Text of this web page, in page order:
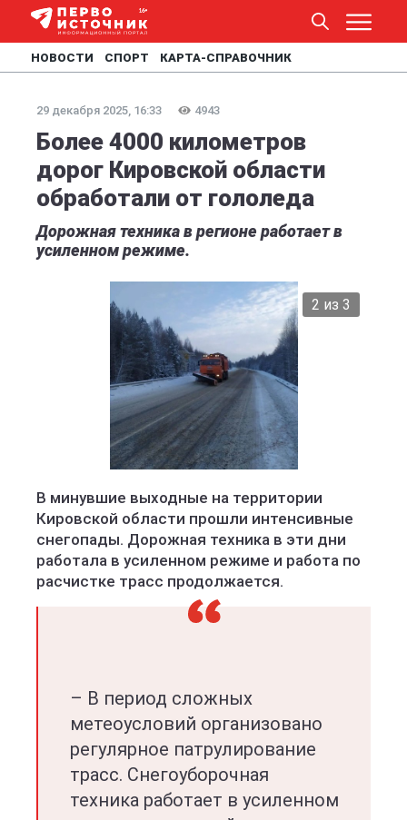
НОВОСТИ СПОРТ КАРТА-СПРАВОЧНИК
29 декабря 2025, 16:33 4943
Более 4000 километров
дорог Кировской области
обработали от гололеда
Дорожная техника в регионе работает в
усиленном режиме.
2 из 3
В минувшие выходные на территории
Кировской области прошли интенсивные
снегопады. Дорожная техника в эти дни
работала в усиленном режиме и работа по
расчистке трасс продолжается.
– В период сложных
метеоусловий организовано
регулярное патрулирование
трасс. Снегоуборочная
техника работает в усиленном